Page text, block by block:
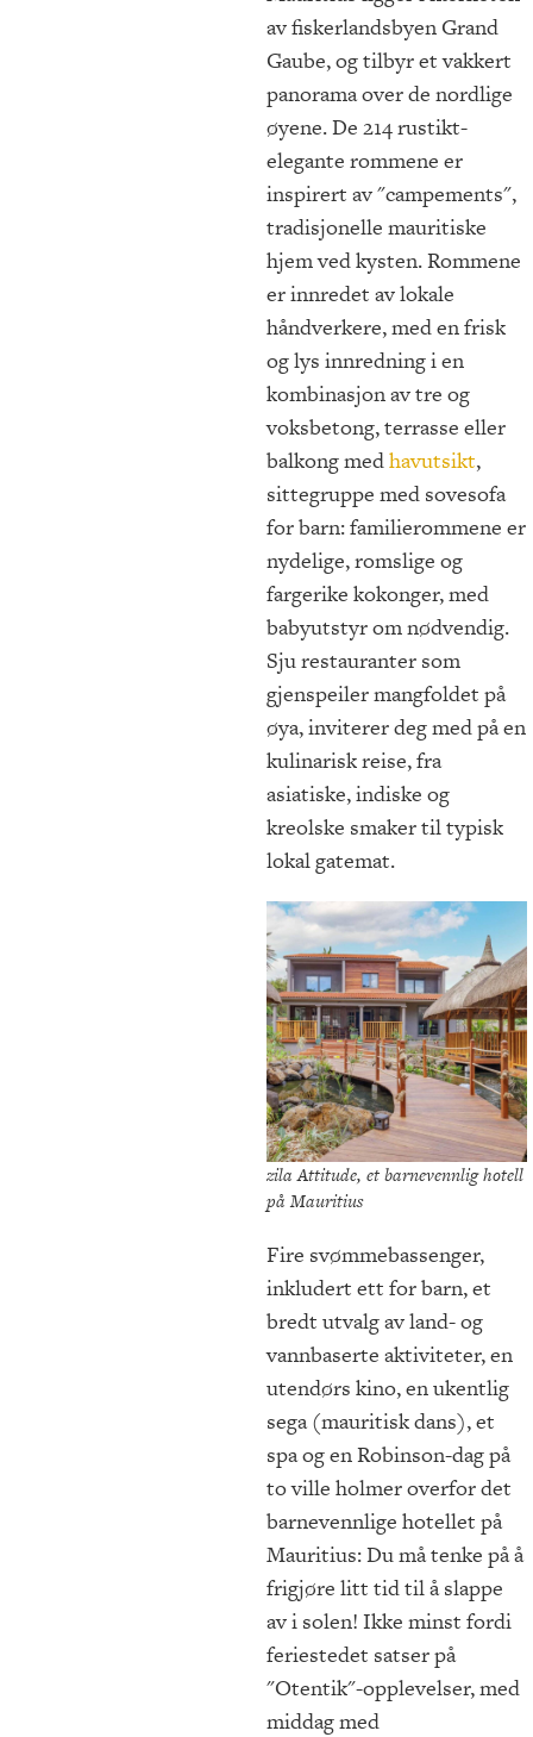
av fiskerlandsbyen Grand
Gaube, og tilbyr et vakkert
panorama over de nordlige
øyene. De 214 rustikt-
elegante rommene er
inspirert av "campements",
tradisjonelle mauritiske
hjem ved kysten. Rommene
er innredet av lokale
håndverkere, med en frisk
og lys innredning i en
kombinasjon av tre og
voksbetong, terrasse eller
balkong medhavutsikt,
sittegruppe med sovesofa
for barn: familierommene er
nydelige, romslige og
fargerike kokonger, med
babyutstyr om nødvendig.
Sju restauranter som
gjenspeiler mangfoldet på
øya, inviterer deg med på en
kulinarisk reise, fra
asiatiske, indiske og
kreolske smaker til typisk
lokal gatemat.
zila Attitude, et barnevennlig hotell
på Mauritius
Fire svømmebassenger,
inkludert ett for barn, et
bredt utvalg av land- og
vannbaserte aktiviteter, en
utendørs kino, en ukentlig
sega (mauritisk dans), et
spa og en Robinson-dag på
to ville holmer overfor det
barnevennlige hotellet på
Mauritius: Du må tenke på å
frigjøre litt tid til å slappe
av i solen! Ikke minst fordi
feriestedet satser på
"Otentik"-opplevelser, med
middag med